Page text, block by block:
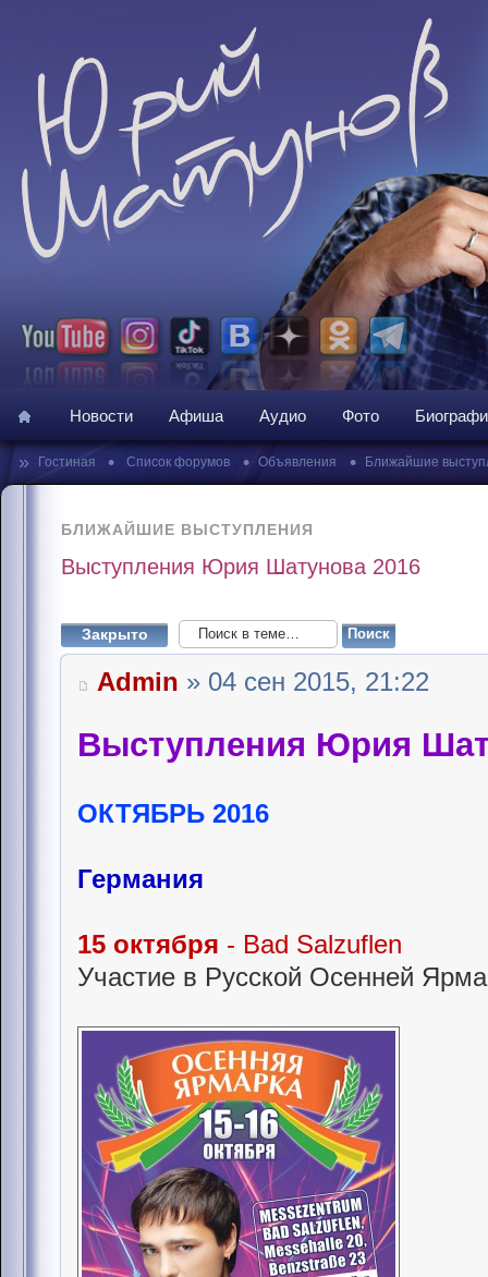
Новости Афиша Аудио Фото
» Гостиная • Список форумов • Объявления • Ближайшие
БЛИЖАЙШИЕ ВЫСТУПЛЕНИЯ
Выступления Юрия Шатунова 2016
Закрыто
Admin » 04 сен 2015, 21:22
Выступления Юрия
ОКТЯБРЬ 2016
Германия
15 октября - Bad Salzuflen
Участие в Русской Осенней